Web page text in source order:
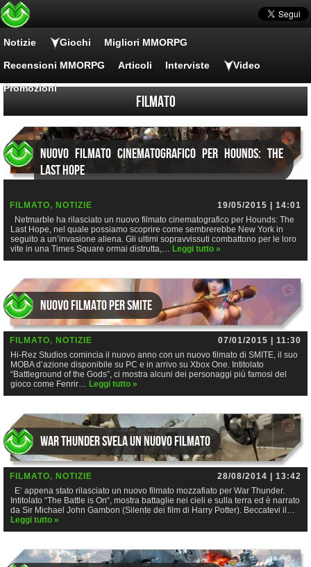
Notizie Giochi Migliori MMORPG
Recensioni MMORPG Articoli Interviste Video
Promozioni
Filmato
Nuovo filmato cinematografico per Hounds: The
Last Hope
FILMATO, NOTIZIE
19/05/2015 | 14:01
Netmarble ha rilasciato un nuovo filmato cinematografico per Hounds: The
Last Hope, nel quale possiamo scoprire come sembrerebbe New York in
seguito a un’invasione aliena. Gli ultimi sopravvissuti combattono per le loro
vite in una Times Square ormai distrutta,… Leggi tutto »
Nuovo filmato per SMITE
FILMATO, NOTIZIE
07/01/2015 | 11:30
Hi-Rez Studios comincia il nuovo anno con un nuovo filmato di SMITE, il suo
MOBA d’azione disponibile su PC e in arrivo su Xbox One. Intitolato
“Battleground of the Gods”, ci mostra alcuni dei personaggi più famosi del
gioco come Fenrir… Leggi tutto »
War Thunder svela un nuovo filmato
FILMATO, NOTIZIE
28/08/2014 | 13:42
E’ appena stato rilasciato un nuovo filmato mozzafiato per War Thunder.
Intitolato “The Battle is On“, mostra battaglie nei cieli e sulla terra ed è narrato
da Sir Michael John Gambon (Silente dei film di Harry Potter). Beccatevi il…
Leggi tutto »